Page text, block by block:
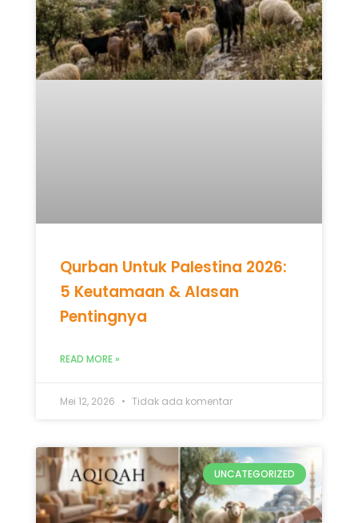
Qurban Untuk Palestina 2026:
5 Keutamaan & Alasan
Pentingnya
READ MORE »
Mei 12, 2026 Tidak ada komentar
UNCATEGORIZED